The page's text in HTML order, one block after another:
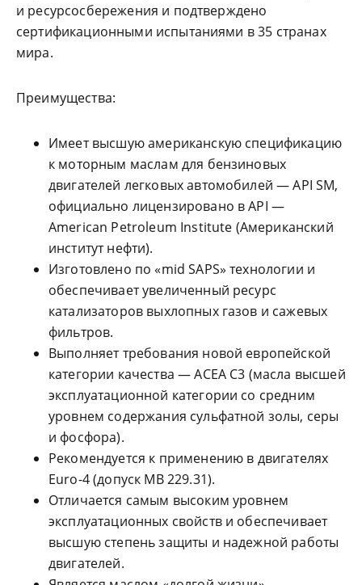
и ресурсосбережения и подтверждено
сертификационными испытаниями в 35 странах
мира.
Преимущества:
Имеет высшую американскую спецификацию
к моторным маслам для бензиновых
двигателей легковых автомобилей — API SM,
официально лицензировано в API —
American Petroleum Institute (Американский
институт нефти).
Изготовлено по «mid SAPS» технологии и
обеспечивает увеличенный ресурс
катализаторов выхлопных газов и сажевых
фильтров.
Выполняет требования новой европейской
категории качества — ACEA C3 (масла высшей
эксплуатационной категории со средним
уровнем содержания сульфатной золы, серы
и фосфора).
Рекомендуется к применению в двигателях
Euro-4 (допуск MB 229.31).
Отличается самым высоким уровнем
эксплуатационных свойств и обеспечивает
высшую степень защиты и надежной работы
двигателей.